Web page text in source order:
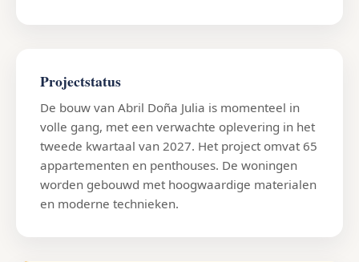
Projectstatus
De bouw van Abril Doña Julia is momenteel in
volle gang, met een verwachte oplevering in het
tweede kwartaal van 2027. Het project omvat 65
appartementen en penthouses. De woningen
worden gebouwd met hoogwaardige materialen
en moderne technieken.